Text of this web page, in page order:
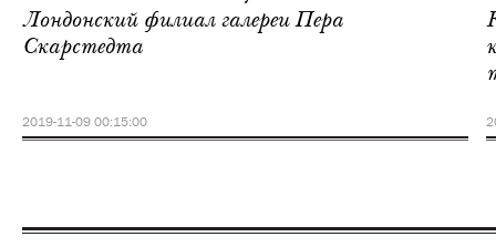
Лондонский филиал галереи Пера
Скарстедта
2019-11-09 00:15:00